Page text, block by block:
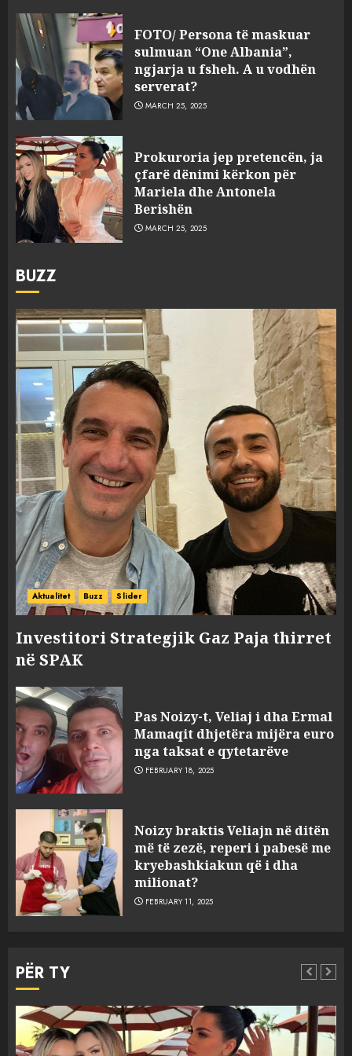
FOTO/ Persona të maskuar
sulmuan “One Albania”,
ngjarja u fsheh. A u vodhën
serverat?
MARCH 25, 2025
Prokuroria jep pretencën, ja
çfarë dënimi kërkon për
Mariela dhe Antonela
Berishën
MARCH 25, 2025
BUZZ
Aktualitet Buzz Slider
Investitori Strategjik Gaz Paja thirret
në SPAK
Pas Noizy-t, Veliaj i dha Ermal
Mamaqit dhjetëra mijëra euro
nga taksat e qytetarëve
FEBRUARY 18, 2025
Noizy braktis Veliajn në ditën
më të zezë, reperi i pabesë me
kryebashkiakun që i dha
milionat?
FEBRUARY 11, 2025
PËR TY
3
sulmuan “One Albania”,
ngjarja u fsheh. A u vodhën
serverat?
MARCH 25, 2025
4 MARCH 25, 2025